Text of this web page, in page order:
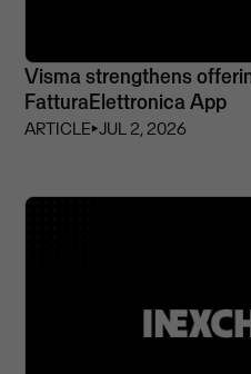
Visma strengthens
FatturaElettronica App
ARTICLE⏵JUL 2, 2026